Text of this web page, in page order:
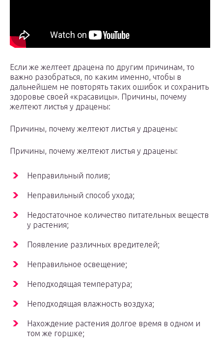
Если же желтеет драцена по другим причинам, то
важно разобраться, по каким именно, чтобы в
дальнейшем не повторять таких ошибок и сохранить
здоровье своей «красавицы». Причины, почему
желтеют листья у драцены:
Причины, почему желтеют листья у драцены:
Причины, почему желтеют листья у драцены:
Неправильный полив;
Неправильный способ ухода;
Недостаточное количество питательных веществ
у растения;
Появление различных вредителей;
Неправильное освещение;
Неподходящая температура;
Неподходящая влажность воздуха;
Нахождение растения долгое время в одном и
том же горшке;